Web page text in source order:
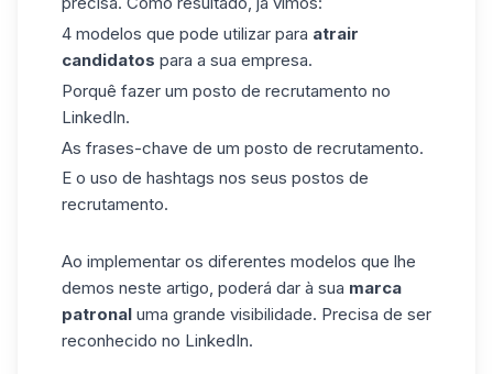
4 modelos que pode utilizar para atrair
candidatos para a sua empresa.
Porquê fazer um posto de recrutamento no
LinkedIn.
As frases-chave de um posto de recrutamento.
E o uso de hashtags nos seus postos de
recrutamento.
Ao implementar os diferentes modelos que lhe
demos neste artigo, poderá dar à sua marca
patronal uma grande visibilidade. Precisa de ser
reconhecido no LinkedIn.